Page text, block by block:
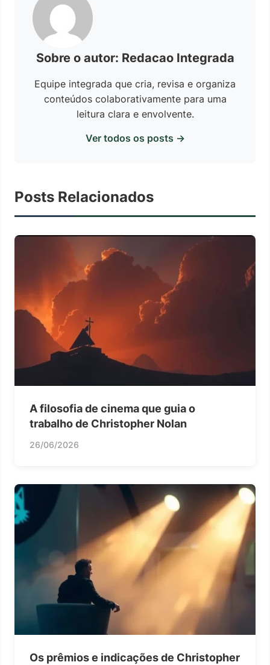
Sobre o autor: Redacao Integrada
Equipe integrada que cria, revisa e organiza
conteúdos colaborativamente para uma
leitura clara e envolvente.
Ver todos os posts →
Posts Relacionados
A filosofia de cinema que guia o
trabalho de Christopher Nolan
26/06/2026
Os prêmios e indicações de Christopher